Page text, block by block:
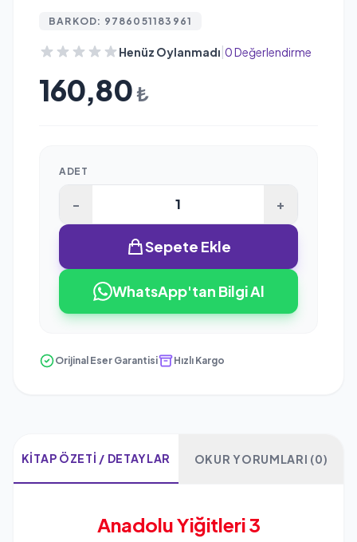
BARKOD: 9786051183961
Henüz Oylanmadı 0 Değerlendirme
160,80 ₺
ADET
- +
Sepete Ekle
WhatsApp'tan Bilgi Al
Orijinal Eser Garantisi Hızlı Kargo
KITAP ÖZETI / DETAYLAR OKUR YORUMLARI (0)
Anadolu Yiğitleri 3